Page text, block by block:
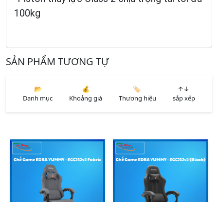
100kg
SẢN PHẨM TƯƠNG TỰ
📂
Danh mục
💰
Khoảng giá
🏷️
Thương hiệu
↑↓
sắp xếp